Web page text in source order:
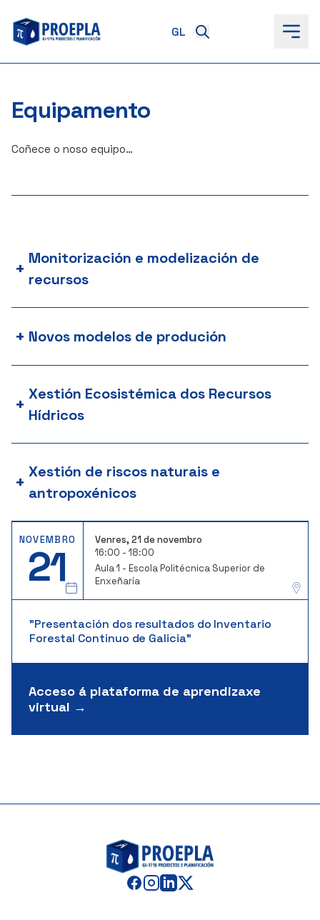
ao
contido
Equipamento
Coñece o noso equipo…
+ Monitorización e modelización de
recursos
+ Novos modelos de produción
+ Xestión Ecosistémica dos Recursos
Hídricos
+ Xestión de riscos naturais e
antropoxénicos
NOVEMBRO
21
Venres, 21 de novembro
16:00 - 18:00
Aula 1 - Escola Politécnica Superior de
Enxeñaría
"Presentación dos resultados do Inventario
Forestal Continuo de Galicia"
Acceso á plataforma de aprendizaxe
virtual →